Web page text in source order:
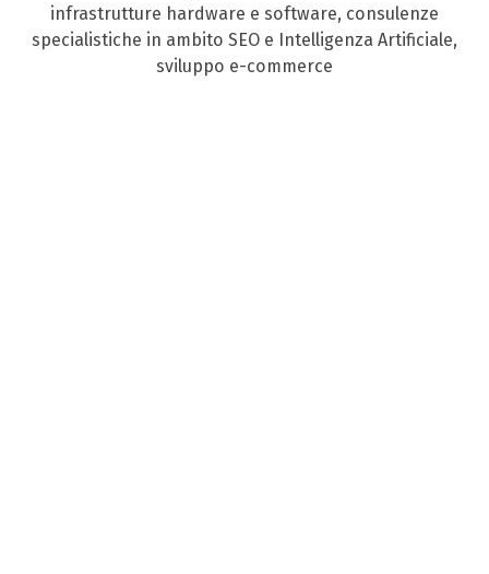
infrastrutture hardware e software, consulenze
specialistiche in ambito SEO e Intelligenza Artificiale,
sviluppo e-commerce